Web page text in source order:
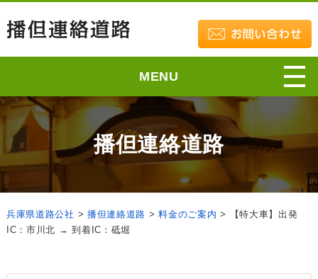
MENU
播但連絡道路
兵庫県道路公社 > 播但連絡道路 >料金のご案内 >
【特大車】出発
IC：市川北 → 到着IC：砥堀